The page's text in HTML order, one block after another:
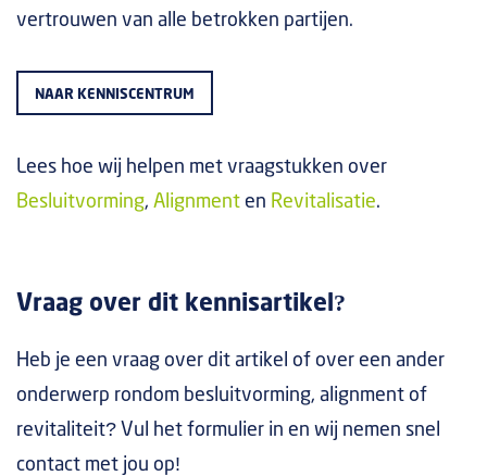
vertrouwen van alle betrokken partijen.
NAAR KENNISCENTRUM
Lees hoe wij helpen met vraagstukken over
Besluitvorming, Alignment en Revitalisatie.
Vraag over dit kennisartikel?
Heb je een vraag over dit artikel of over een ander
onderwerp rondom besluitvorming, alignment of
revitaliteit? Vul het formulier in en wij nemen snel
contact met jou op!